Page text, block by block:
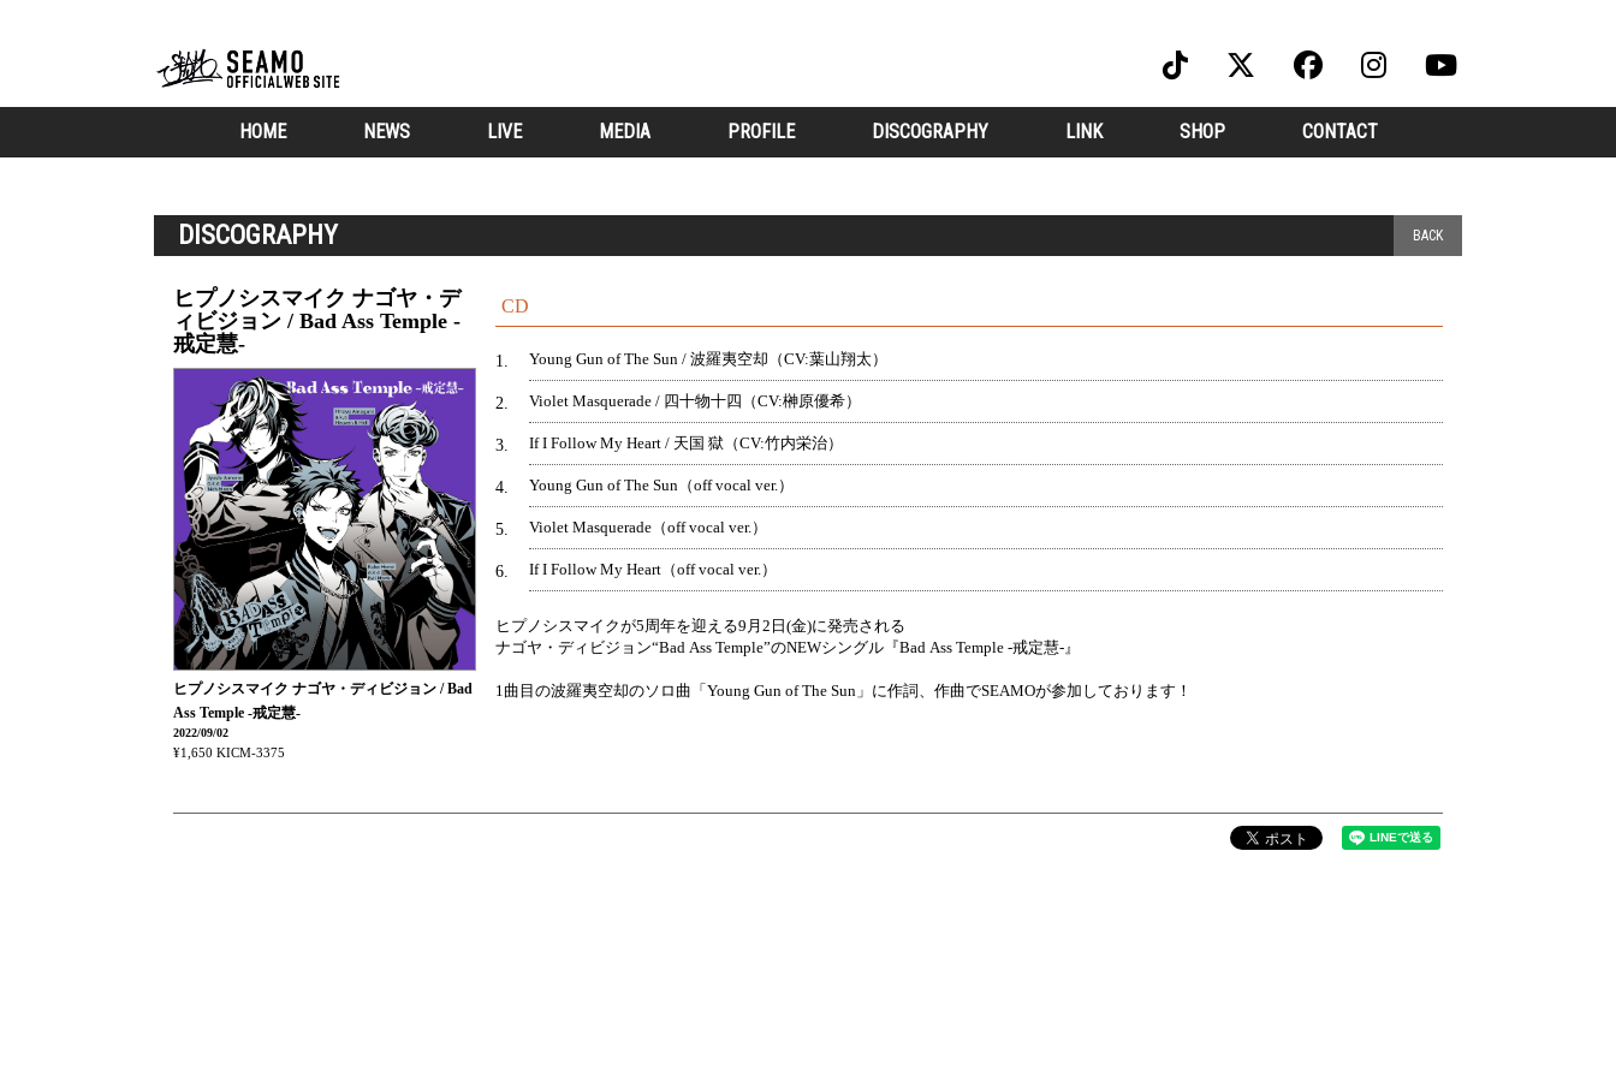
HOME NEWS LIVE MEDIA PROFILE DISCOGRAPHY LINK SHOP CONTACT
DISCOGRAPHY BACK
ヒプノシスマイク ナゴヤ・デ
ィビジョン / Bad Ass Temple -
戒定慧-
ヒプノシスマイク ナゴヤ・ディビジョン / Bad
Ass Temple -戒定慧-
2022/09/02
¥1,650 KICM-3375
CD
1 Young Gun of The Sun / 波羅夷空却（CV:葉山翔太）
2 Violet Masquerade / 四十物十四（CV:榊原優希）
3 If I Follow My Heart / 天国 獄（CV:竹内栄治）
4 Young Gun of The Sun（off vocal ver.）
5 Violet Masquerade（off vocal ver.）
6 If I Follow My Heart（off vocal ver.）
ヒプノシスマイクが5周年を迎える9月2日(金)に発売される
ナゴヤ・ディビジョン“Bad Ass Temple”のNEWシングル『Bad Ass Temple -戒定慧-』
1曲目の波羅夷空却のソロ曲「Young Gun of The Sun」に作詞、作曲でSEAMOが参加しております！